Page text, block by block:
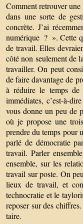
Comment retrouver une
dans une sorte de
concrète. J’ai
numérique ? ». Cette
de travail. Elles
côté non seulement de
travailler. On peut
de faire davantage de
à réduire le temps de
immédiates, c’est-à-
vous donne un peu de
où je propose une
prendre du temps pour
parlé de démocratie
travail. Parler
ensemble, sur les
travail sur poste. On
lieux de travail, et
technocratie et le
reposer sur des
taire.